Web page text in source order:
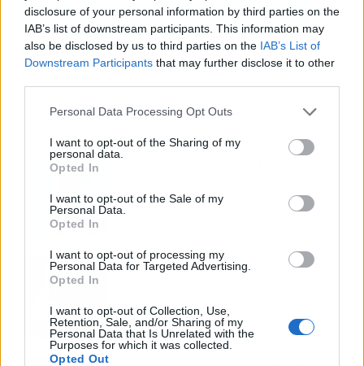
disclosure of your personal information by third parties on the
IAB’s list of downstream participants. This information may
also be disclosed by us to third parties on the IAB’s List of
Downstream Participants that may further disclose it to other
Personal Data Processing Opt Outs
I want to opt-out of the Sharing of my
personal data.
Opted In
I want to opt-out of the Sale of my
Personal Data.
Opted In
I want to opt-out of processing my
Personal Data for Targeted Advertising.
Opted In
I want to opt-out of Collection, Use,
Retention, Sale, and/or Sharing of my
Personal Data that Is Unrelated with the
Purposes for which it was collected.
Opted Out
Los más vistos
Los 7 mejores discos de Bad Bunny,
Tom Jones demuestra en Madrid que su